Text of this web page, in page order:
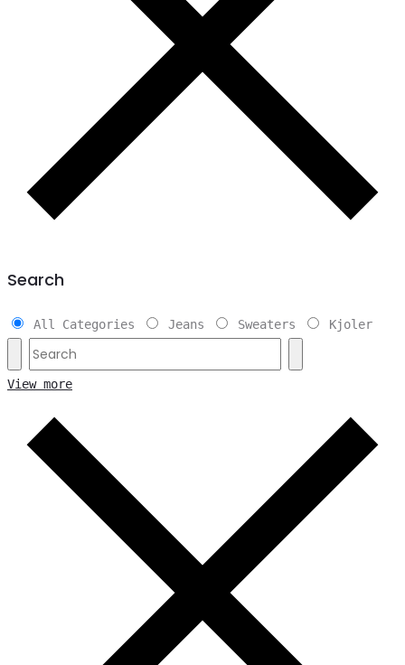
Search
All Categories Jeans Sweaters Kjoler
View more